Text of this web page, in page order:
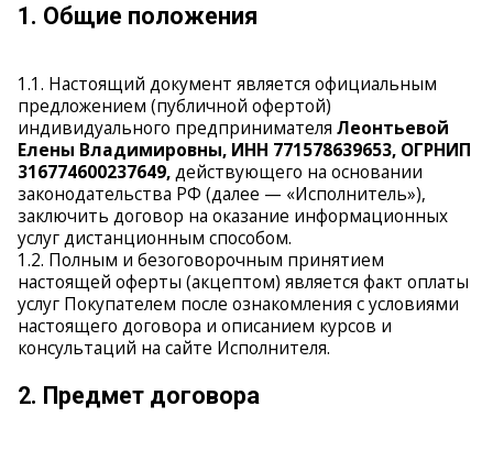
1. Общие положения
1.1. Настоящий документ является официальным
предложением (публичной офертой)
индивидуального предпринимателя Леонтьевой
Елены Владимировны, ИНН 771578639653, ОГРНИП
316774600237649,действующего на основании
законодательства РФ (далее — «Исполнитель»),
заключить договор на оказание информационных
услуг дистанционным способом.
1.2. Полным и безоговорочным принятием
настоящей оферты (акцептом) является факт оплаты
услуг Покупателем после ознакомления с условиями
настоящего договора и описанием курсов и
консультаций на сайте Исполнителя.
2. Предмет договора